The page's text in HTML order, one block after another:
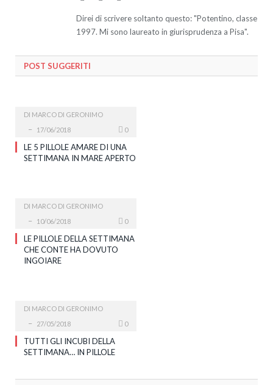
Direi di scrivere soltanto questo: "Potentino, classe
1997. Mi sono laureato in giurisprudenza a Pisa".
POST SUGGERITI
DI MARCO DI GERONIMO
17/06/2018
0
LE 5 PILLOLE AMARE DI UNA
SETTIMANA IN MARE APERTO
DI MARCO DI GERONIMO
10/06/2018
0
LE PILLOLE DELLA SETTIMANA
CHE CONTE HA DOVUTO
INGOIARE
DI MARCO DI GERONIMO
27/05/2018
0
TUTTI GLI INCUBI DELLA
SETTIMANA… IN PILLOLE